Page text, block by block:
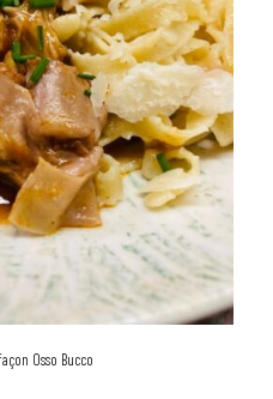
Osso Bucco